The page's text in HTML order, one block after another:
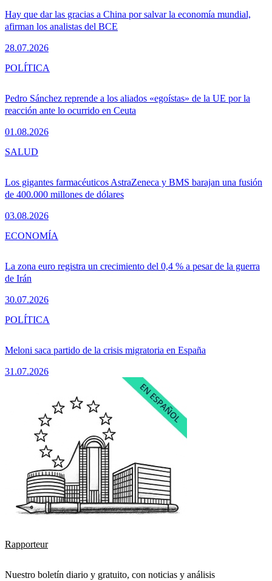
Hay que dar las gracias a China por salvar la economía mundial,
afirman los analistas del BCE
28.07.2026
Pedro Sánchez reprende a los aliados «egoístas» de la UE por la
reacción ante lo ocurrido en Ceuta
01.08.2026
POLÍTICA
Los gigantes farmacéuticos AstraZeneca y BMS barajan una fusión
de 400.000 millones de dólares
03.08.2026
SALUD
La zona euro registra un crecimiento del 0,4 % a pesar de la guerra
de Irán
30.07.2026
ECONOMÍA
Meloni saca partido de la crisis migratoria en España
31.07.2026
POLÍTICA
Rapporteur
Nuestro boletín diario y gratuito, con noticias y análisis